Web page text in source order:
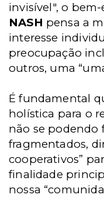
invisível", o
NASH pensa a
interesse
preocupação
outros, uma
É fundamental
holística para o
não se podendo
fragmentados,
cooperativos”
finalidade
nossa